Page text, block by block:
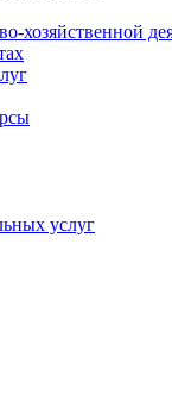
хозяйственной
услуг